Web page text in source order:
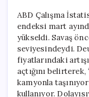
ABD Çalışma
endeksi mart
yükseldi. Savaş
seviyesindeydi.
fiyatlarındaki
açtığını belirterek,
kamyonla
kullanıyor.